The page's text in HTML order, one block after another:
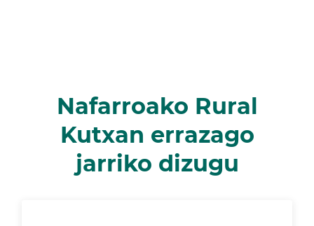
Nafarroako Rural
Kutxan errazago
jarriko dizugu